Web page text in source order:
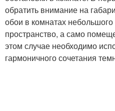
обратить внимание на
обои в комнатах
пространство, а само
этом случае необходимо
гармоничного сочетания